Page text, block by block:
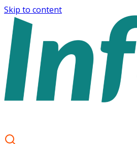
Skip to content